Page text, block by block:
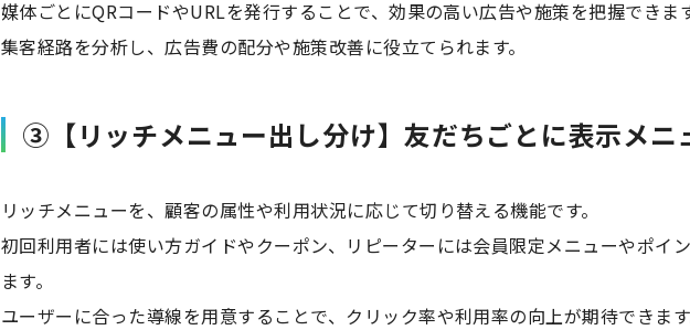
媒体ごとにQRコードやURLを発行することで、効果の高い広告や施策を把握できます
集客経路を分析し、広告費の配分や施策改善に役立てられます。
③【リッチメニュー出し分け】友だちごとに表示メニ
リッチメニューを、顧客の属性や利用状況に応じて切り替える機能です。
初回利用者には使い方ガイドやクーポン、リピーターには会員限定メニューやポイ
ます。
ユーザーに合った導線を用意することで、クリック率や利用率の向上が期待できます